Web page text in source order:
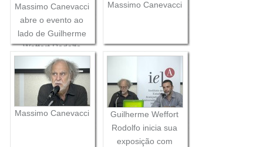
Massimo Canevacci
abre o evento ao
lado de Guilherme
Weffort Rodolfo
Massimo Canevacci
Massimo Canevacci
Guilherme Weffort
Rodolfo inicia sua
exposição com